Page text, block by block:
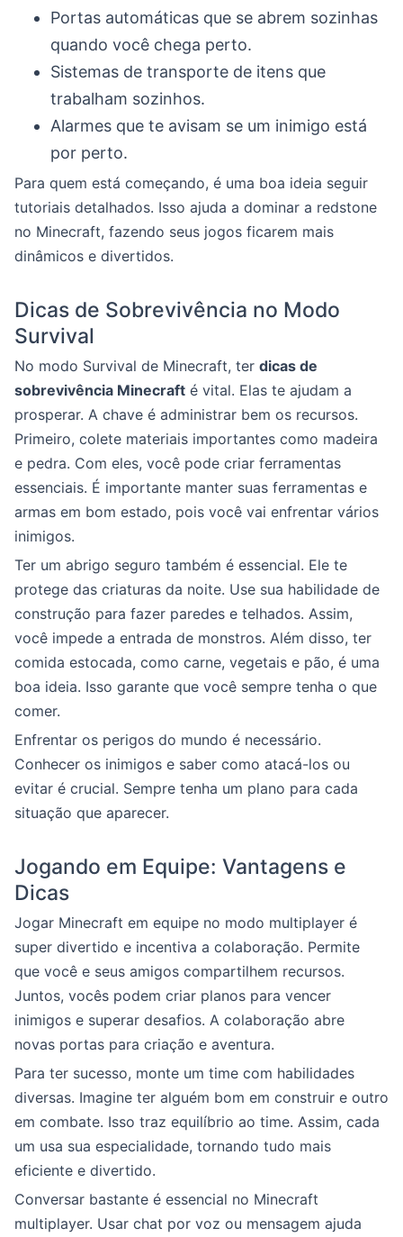
Portas automáticas que se abrem sozinhas
quando você chega perto.
Sistemas de transporte de itens que
trabalham sozinhos.
Alarmes que te avisam se um inimigo está
por perto.
Para quem está começando, é uma boa ideia seguir
tutoriais detalhados. Isso ajuda a dominar a redstone
no Minecraft, fazendo seus jogos ficarem mais
dinâmicos e divertidos.
Dicas de Sobrevivência no Modo
Survival
No modo Survival de Minecraft, ter dicas de
sobrevivência Minecraft é vital. Elas te ajudam a
prosperar. A chave é administrar bem os recursos.
Primeiro, colete materiais importantes como madeira
e pedra. Com eles, você pode criar ferramentas
essenciais. É importante manter suas ferramentas e
armas em bom estado, pois você vai enfrentar vários
inimigos.
Ter um abrigo seguro também é essencial. Ele te
protege das criaturas da noite. Use sua habilidade de
construção para fazer paredes e telhados. Assim,
você impede a entrada de monstros. Além disso, ter
comida estocada, como carne, vegetais e pão, é uma
boa ideia. Isso garante que você sempre tenha o que
comer.
Enfrentar os perigos do mundo é necessário.
Conhecer os inimigos e saber como atacá-los ou
evitar é crucial. Sempre tenha um plano para cada
situação que aparecer.
Jogando em Equipe: Vantagens e
Dicas
Jogar Minecraft em equipe no modo multiplayer é
super divertido e incentiva a colaboração. Permite
que você e seus amigos compartilhem recursos.
Juntos, vocês podem criar planos para vencer
inimigos e superar desafios. A colaboração abre
novas portas para criação e aventura.
Para ter sucesso, monte um time com habilidades
diversas. Imagine ter alguém bom em construir e outro
em combate. Isso traz equilíbrio ao time. Assim, cada
um usa sua especialidade, tornando tudo mais
eficiente e divertido.
Conversar bastante é essencial no Minecraft
multiplayer. Usar chat por voz ou mensagem ajuda